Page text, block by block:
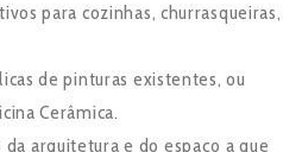
para cozinhas, churrasqueiras,
de pinturas existentes, ou
Cerâmica.
arquitetura e do espaço a que